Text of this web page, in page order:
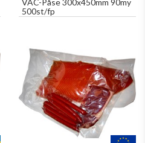
VAC-Påse 300x450mm 90my
500st/fp